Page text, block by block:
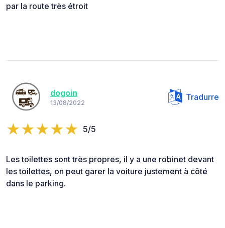
par la route très étroit
dogoin
13/08/2022
Tradurre
5/5
Les toilettes sont très propres, il y a une robinet devant
les toilettes, on peut garer la voiture justement à côté
dans le parking.